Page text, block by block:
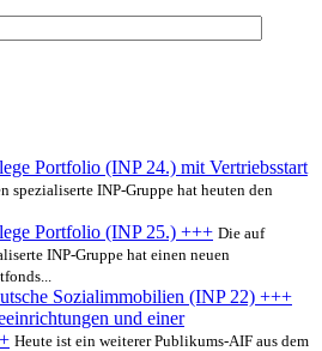
Portfolio (INP 24.) mit Vertriebsstart
spezialiserte INP-Gruppe hat heuten den
Portfolio (INP 25.) +++ Die auf
INP-Gruppe hat einen neuen
Sozialimmobilien (INP 22) +++
und einer
Heute ist ein weiterer Publikums-AIF aus dem